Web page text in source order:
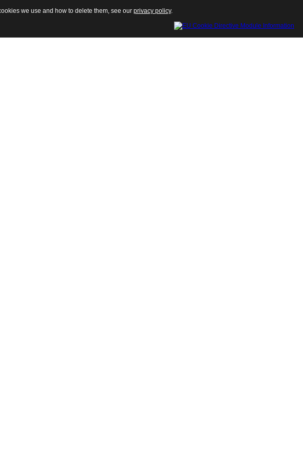
we use and how to delete them, see our privacy policy.